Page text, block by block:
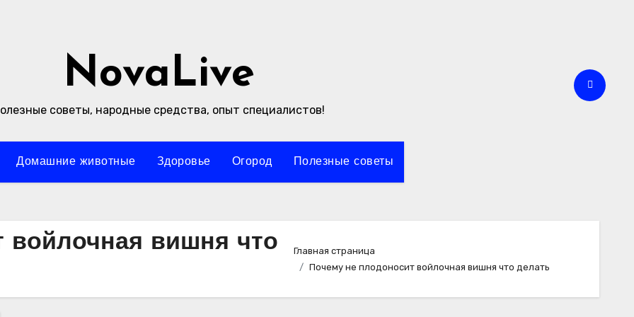
NovaLive
советы, народные средства, опыт специалистов!
Домашние животные Здоровье Огород Полезные советы
войлочная вишня что
Главная страница
Почему не плодоносит войлочная вишня что делать